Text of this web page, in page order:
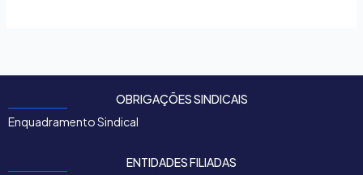
OBRIGAÇÕES SINDICAIS
Enquadramento Sindical
ENTIDADES FILIADAS